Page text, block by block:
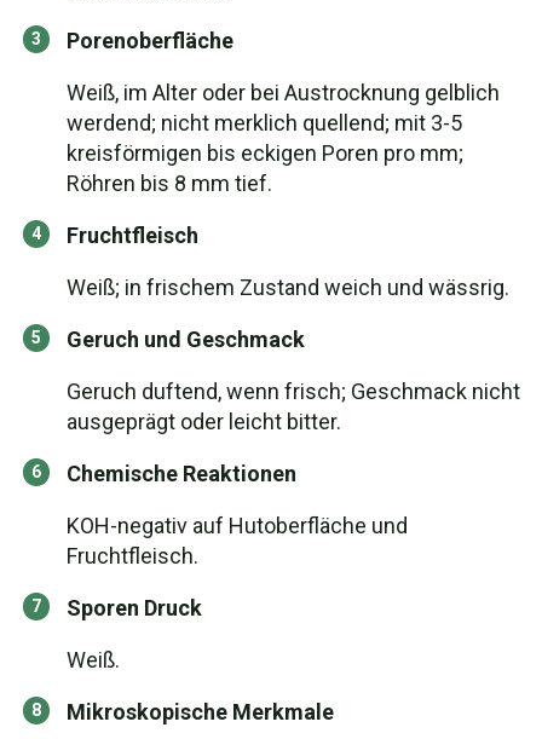
Porenoberfläche
Weiß, im Alter oder bei Austrocknung gelblich
werdend; nicht merklich quellend; mit 3-5
kreisförmigen bis eckigen Poren pro mm;
Röhren bis 8 mm tief.
Fruchtfleisch
Weiß; in frischem Zustand weich und wässrig.
Geruch und Geschmack
Geruch duftend, wenn frisch; Geschmack nicht
ausgeprägt oder leicht bitter.
Chemische Reaktionen
KOH-negativ auf Hutoberfläche und
Fruchtfleisch.
Sporen Druck
Weiß.
Mikroskopische Merkmale